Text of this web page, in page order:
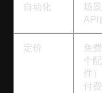
自动化
场
API
定价
免
个
件
付